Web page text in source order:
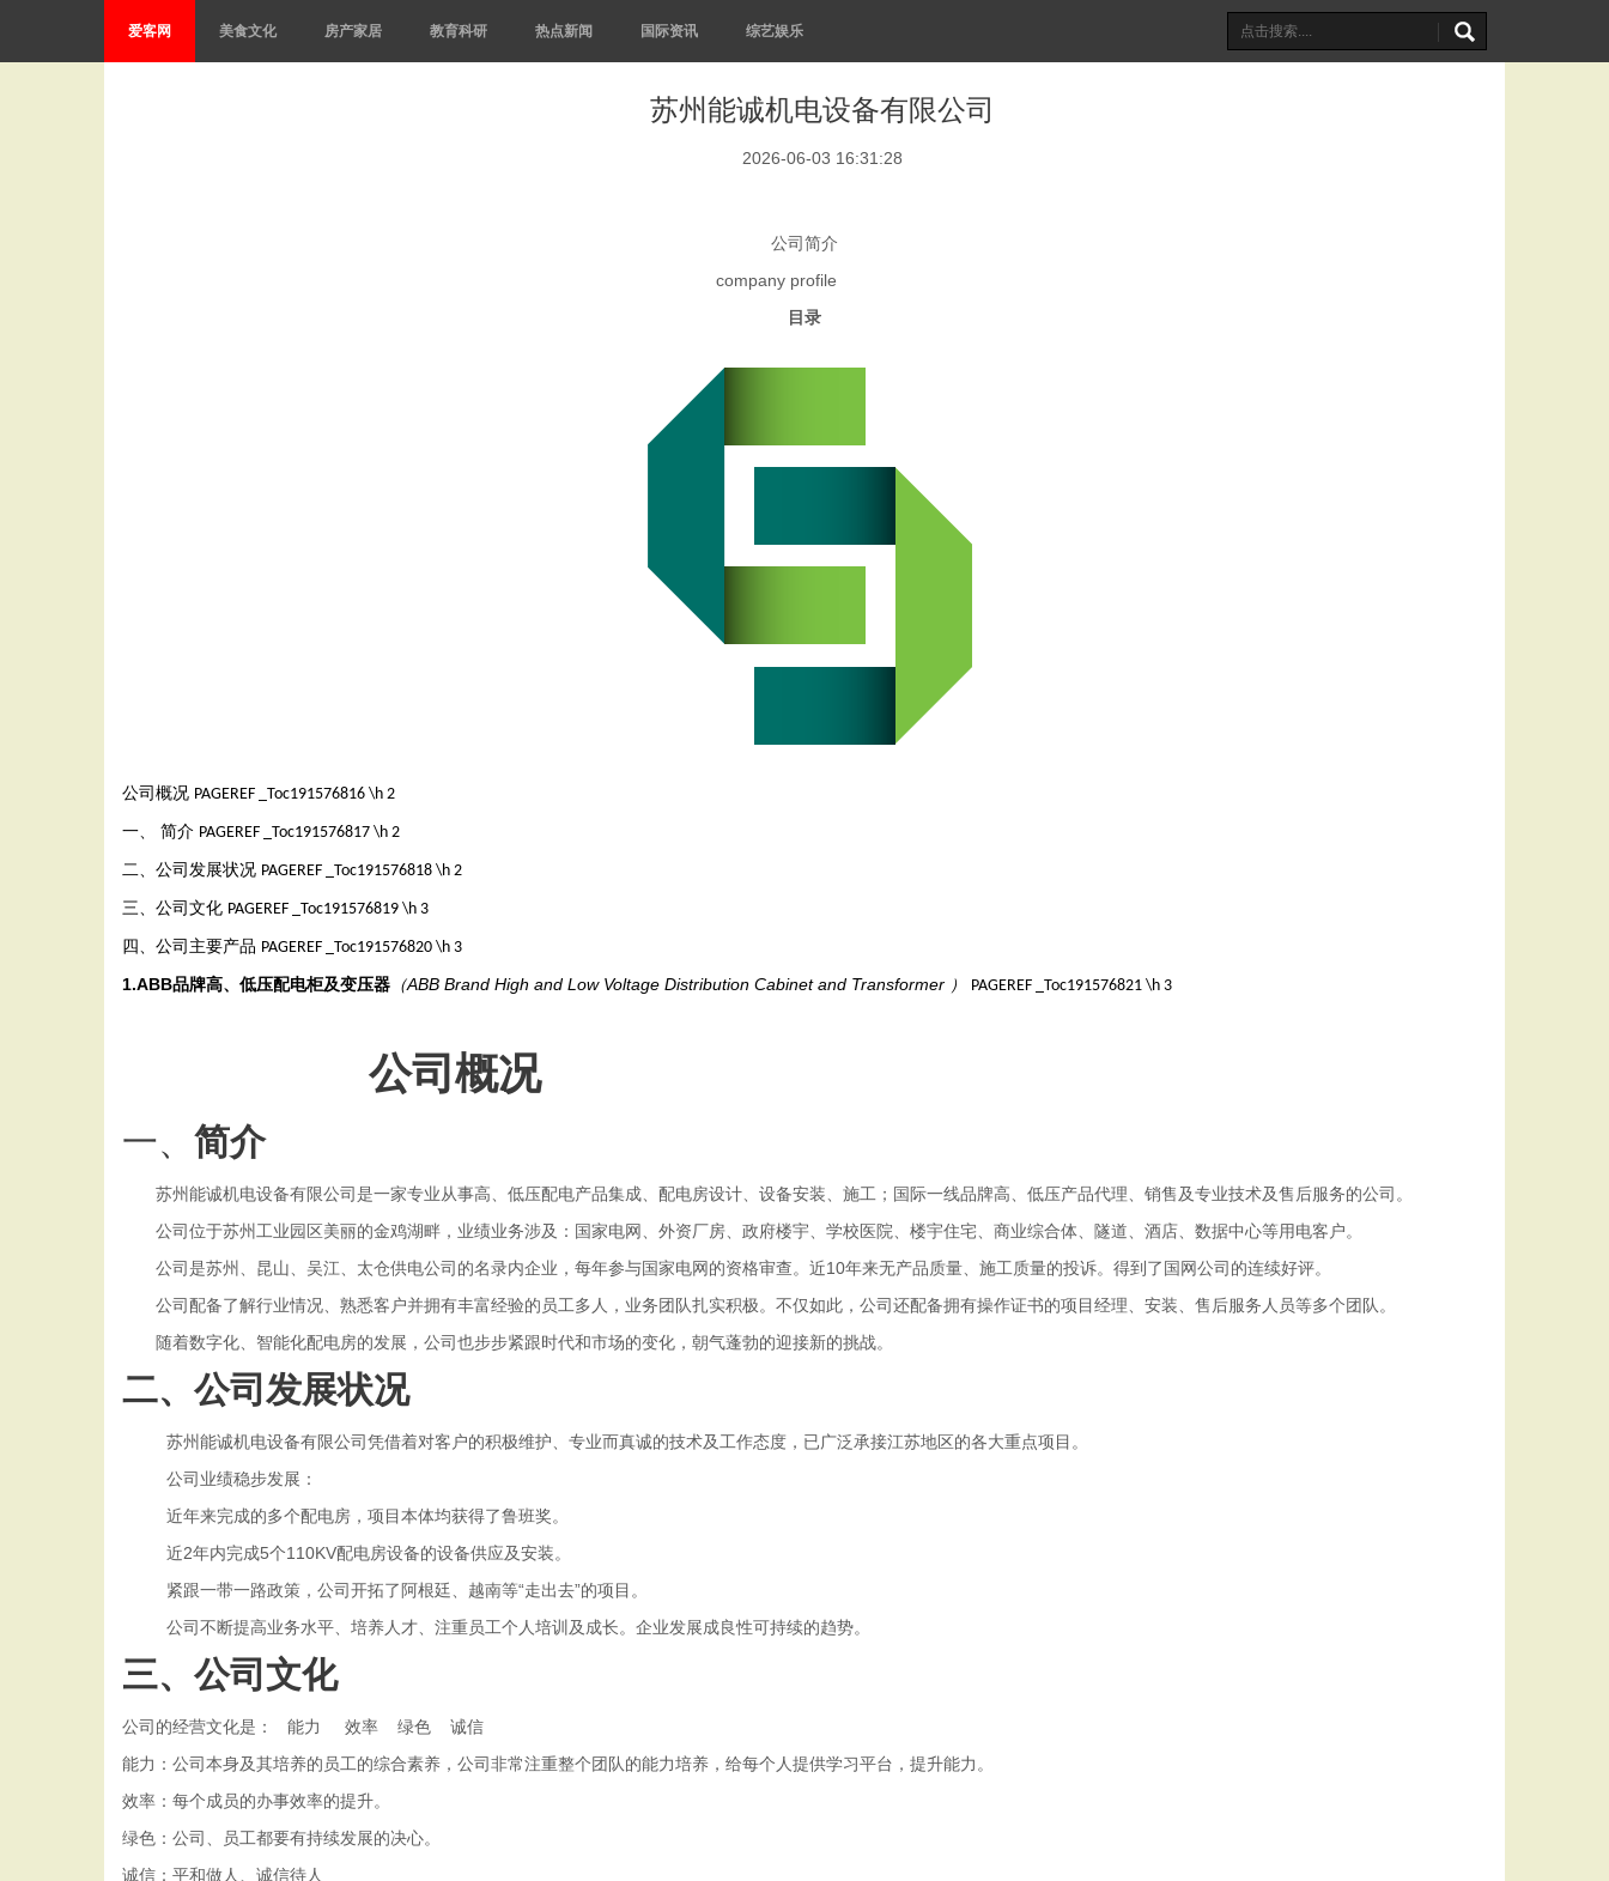
爱客网 美食文化 房产家居 教育科研 热点新闻 国际资讯 综艺娱乐
苏州能诚机电设备有限公司
2026-06-03 16:31:28
公司简介
company profile
目录
公司概况 PAGEREF _Toc191576816 \h 2
一、 简介 PAGEREF _Toc191576817 \h 2
二、公司发展状况 PAGEREF _Toc191576818 \h 2
三、公司文化 PAGEREF _Toc191576819 \h 3
四、公司主要产品 PAGEREF _Toc191576820 \h 3
1.ABB品牌高、低压配电柜及变压器 （ABB Brand High and Low Voltage Distribution Cabinet and Transformer ） PAGEREF _Toc191576821 \h 3
公司概况
一、 简介
苏州能诚机电设备有限公司是一家专业从事高、低压配电产品集成、配电房设计、设备安装、施工；国际一线品牌高、低压产品代理、销售及专业技术及售后服务的公司。
公司位于苏州工业园区美丽的金鸡湖畔，业绩业务涉及：国家电网、外资厂房、政府楼宇、学校医院、楼宇住宅、商业综合体、隧道、酒店、数据中心等用电客户。
公司是苏州、昆山、吴江、太仓供电公司的名录内企业，每年参与国家电网的资格审查。近10年来无产品质量、施工质量的投诉。得到了国网公司的连续好评。
公司配备了解行业情况、熟悉客户并拥有丰富经验的员工多人，业务团队扎实积极。不仅如此，公司还配备拥有操作证书的项目经理、安装、售后服务人员等多个团队。
随着数字化、智能化配电房的发展，公司也步步紧跟时代和市场的变化，朝气蓬勃的迎接新的挑战。
二、公司发展状况
苏州能诚机电设备有限公司凭借着对客户的积极维护、专业而真诚的技术及工作态度，已广泛承接江苏地区的各大重点项目。
公司业绩稳步发展：
近年来完成的多个配电房，项目本体均获得了鲁班奖。
近2年内完成5个110KV配电房设备的设备供应及安装。
紧跟一带一路政策，公司开拓了阿根廷、越南等“走出去”的项目。
公司不断提高业务水平、培养人才、注重员工个人培训及成长。企业发展成良性可持续的趋势。
三、公司文化
公司的经营文化是： 能力 效率 绿色 诚信
能力：公司本身及其培养的员工的综合素养，公司非常注重整个团队的能力培养，给每个人提供学习平台，提升能力。
效率：每个成员的办事效率的提升。
绿色：公司、员工都要有持续发展的决心。
诚信：平和做人、诚信待人